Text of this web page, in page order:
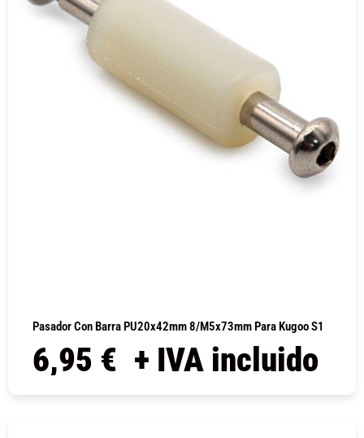
Pasador Con Barra PU20x42mm 8/M5x73mm Para Kugoo S1
6,95 € + IVA incluido